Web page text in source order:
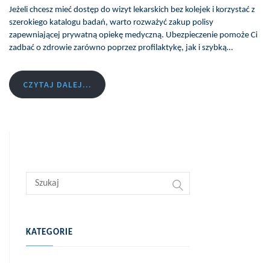
Jeżeli chcesz mieć dostęp do wizyt lekarskich bez kolejek i korzystać z
szerokiego katalogu badań, warto rozważyć zakup polisy
zapewniającej prywatną opiekę medyczną. Ubezpieczenie pomoże Ci
zadbać o zdrowie zarówno poprzez profilaktykę, jak i szybką…
CZYTAJ DALEJ...
KATEGORIE